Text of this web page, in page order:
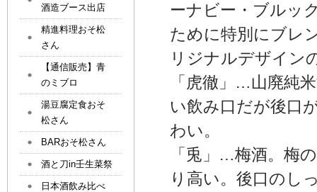
ーナビー・ブルッ
ために特別にブレ
リジナルデザイン
「虎徹」…山廃純
い飲み口だが後口
わい。
「兎」…梅酒。梅
り高い。後口のし
酒造ブース出店
精進料理おそ松
さん
【通信販売】青
のミブロ
湯豆腐定食おそ
松さん
BARおそ松さん
酒と刀in壬生菜祭
日本酒飲み比べ